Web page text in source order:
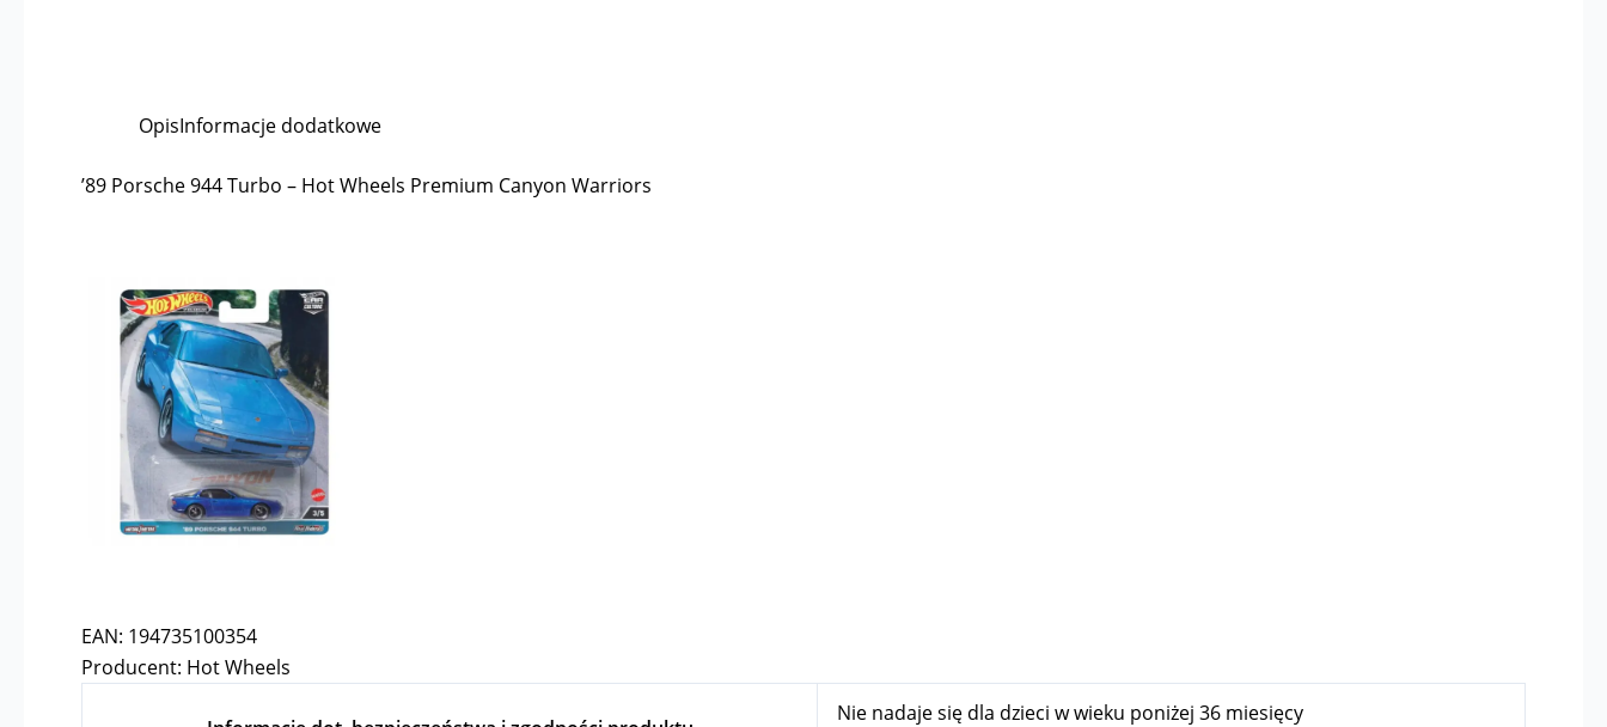
OpisInformacje dodatkowe
’89 Porsche 944 Turbo – Hot Wheels Premium Canyon Warriors
EAN: 194735100354
Producent: Hot Wheels
Nie nadaje się dla dzieci w wieku poniżej 36 miesięcy